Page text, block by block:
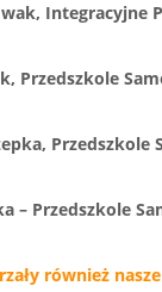
Integracyjne
Przedszkole
Przedszkole
– Przedszkole
również